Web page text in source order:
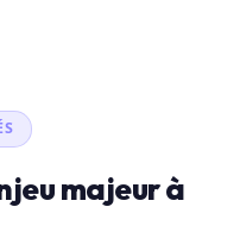
majeur à